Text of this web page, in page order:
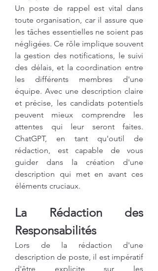
Un poste de rappel est vital dans
toute organisation, car il assure que
les tâches essentielles ne soient pas
négligées. Ce rôle implique souvent
la gestion des notifications, le suivi
des délais, et la coordination entre
les différents membres d'une
équipe. Avec une description claire
et précise, les candidats potentiels
peuvent mieux comprendre les
attentes qui leur seront faites.
ChatGPT, en tant qu'outil de
rédaction, est capable de vous
guider dans la création d'une
description qui met en avant ces
éléments cruciaux.
La Rédaction des
Responsabilités
Lors de la rédaction d'une
description de poste, il est impératif
d'être explicite sur les